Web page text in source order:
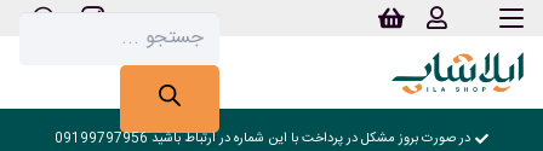
Products
search
در صورت بروز مشکل در پرداخت با این شماره در ارتباط باشید 09199797956